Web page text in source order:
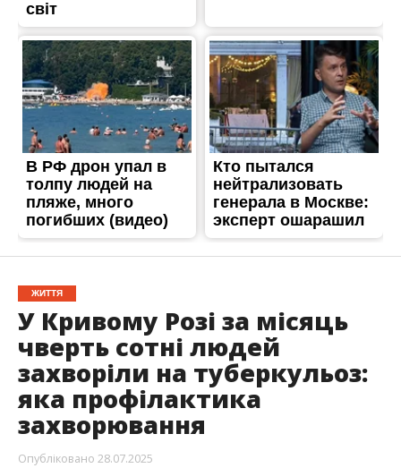
ЖИТТЯ
У Кривому Розі за місяць
чверть сотні людей
захворіли на туберкульоз:
яка профілактика
захворювання
Опубліковано 28.07.2025